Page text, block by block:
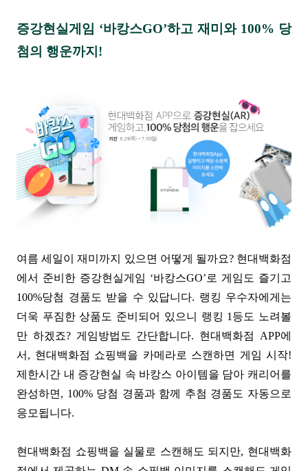
증강현실게임 ‘바캉스GO’하고 재미와 100% 당
첨의 행운까지!
여름 세일이 재미까지 있으면 어떻게 될까요? 현대백화점
에서 준비한 증강현실게임 ‘바캉스GO’로 게임도 즐기고
100%당첨 경품도 받을 수 있답니다. 랭킹 우수자에게는
더욱 푸짐한 상품도 준비되어 있으니 랭킹 1등도 노려볼
만 하겠죠? 게임방법도 간단합니다. 현대백화점 APP에
서, 현대백화점 쇼핑백을 카메라로 스캔하면 게임 시작!
제한시간 내 증강현실 속 바캉스 아이템을 담아 캐리어를
완성하면, 100% 당첨 경품과 함께 추첨 경품도 자동으로
응모됩니다.
현대백화점 쇼핑백을 실물로 스캔해도 되지만, 현대백화